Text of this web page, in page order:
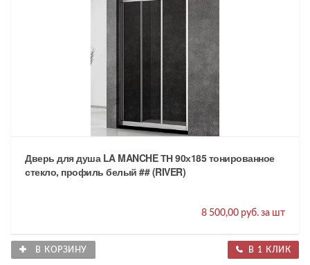
Дверь для душа LA MANCHE ТН 90х185 тонированное
стекло, профиль белый ## (RIVER)
8 500,00 руб. за шт
В КОРЗИНУ В 1 КЛИК